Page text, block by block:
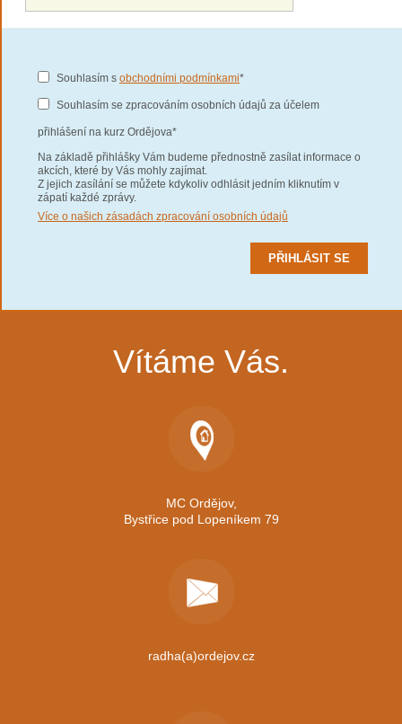
Souhlasím s obchodními podmínkami*
Souhlasím se zpracováním osobních údajů za účelem
přihlášení na kurz Ordějova*
Na základě přihlášky Vám budeme přednostně zasílat informace o
akcích, které by Vás mohly zajímat.
Z jejich zasílání se můžete kdykoliv odhlásit jedním kliknutím v
zápatí každé zprávy.
Více o našich zásadách zpracování osobních údajů
Vítáme Vás.
MC Ordějov,
Bystřice pod Lopeníkem 79
radha(a)ordejov.cz